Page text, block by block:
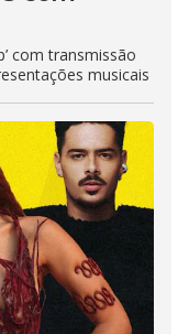
com transmissão
musicais